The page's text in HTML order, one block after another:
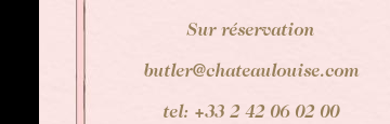
Sur réservation
butler@chateaulouise.com
tel: +33 2 42 06 02 00